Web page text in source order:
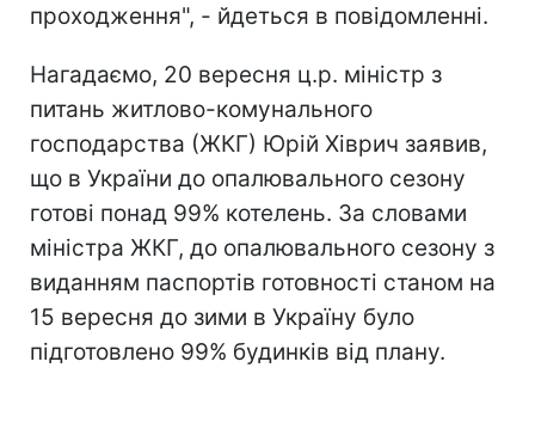
проходження", - йдеться в повідомленні.
Нагадаємо, 20 вересня ц.р. міністр з
питань житлово-комунального
господарства (ЖКГ) Юрій Хіврич заявив,
що в України до опалювального сезону
готові понад 99% котелень. За словами
міністра ЖКГ, до опалювального сезону з
виданням паспортів готовності станом на
15 вересня до зими в Україну було
підготовлено 99% будинків від плану.